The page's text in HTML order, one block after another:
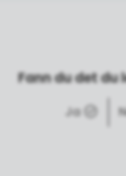
Fann du det du
Ja